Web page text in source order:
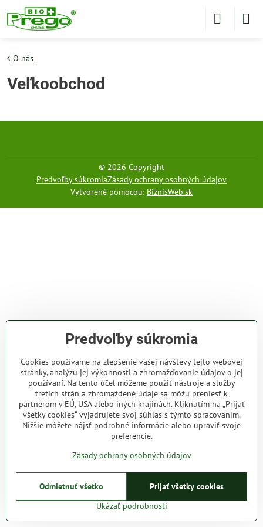
O nás
Veľkoobchod
© 2026 Copyright
Predvoľby súkromiaZásady ochrany osobných údajov
Vytvorené pomocou: BiznisWeb.sk
Predvoľby súkromia
Cookies používame na zlepšenie vašej návštevy tejto webovej
stránky, analýzu jej výkonnosti a zhromažďovanie údajov o jej
používaní. Na tento účel môžeme použiť nástroje a služby
tretích strán a zhromaždené údaje sa môžu preniesť k
partnerom v EÚ, USA alebo iných krajinách. Kliknutím na „Prijať
všetky cookies“ vyjadrujete svoj súhlas s týmto spracovaním.
Nižšie môžete nájsť podrobné informácie alebo upraviť svoje
preferencie.
Zásady ochrany osobných údajov
Ukázať podrobnosti
Prijať všetky cookies
Odmietnuť všetko